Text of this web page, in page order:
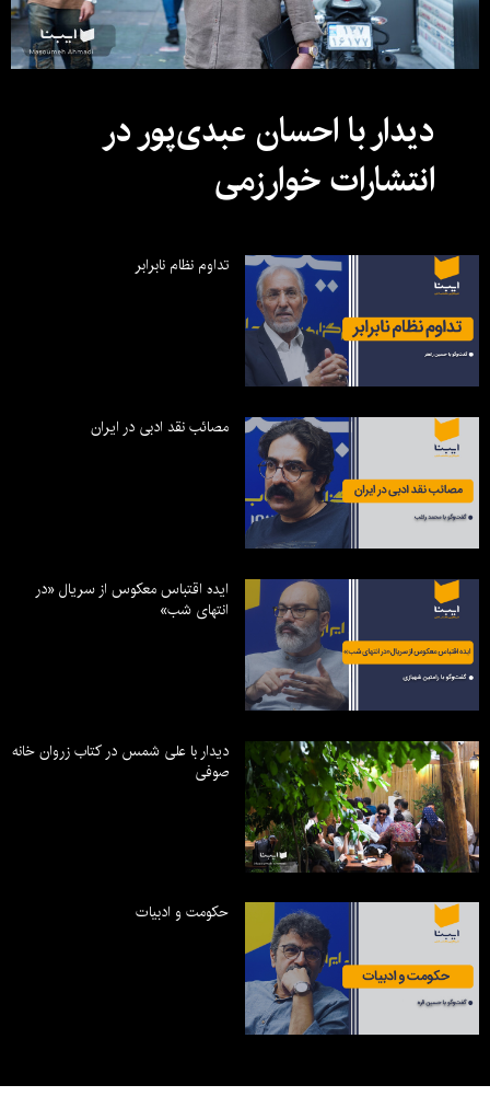
دیدار با احسان عبدی‌پور در
انتشارات خوارزمی
تداوم نظام نابرابر
مصائب نقد ادبی در ایران
ایده اقتباس معکوس از سریال «در
انتهای شب»
دیدار با علی شمس در کتاب زروان خانه
صوفی
حکومت و ادبیات